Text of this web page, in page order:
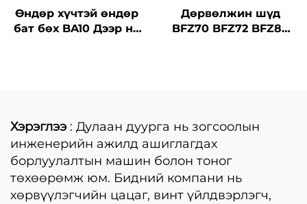
Өндөр хүчтэй өндөр
бат бөх BA10 Дээр нь
Дөрвөлжин шүд
BFZ70 BFZ72 BFZ80
Хэрэглээ : Дулаан дуурга нь зогсоолын
инженерийн ажилд ашиглагдах
борлуулалтын машин болон тоног
төхөөрөмж юм. Бидний компани нь
хөрвүүлэгчийн цацаг, винт үйлдвэрлэгч,